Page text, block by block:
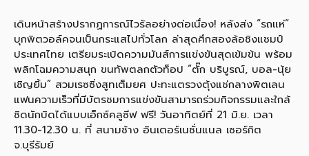
เดินหน้าสร้างปรากฏการณ์ไวรัลอย่างต่อเนื่อง! หลังส่ง “รถแห่”
บุกพิตวอล์คจนเป็นกระแสไปทั่วโลก ล่าสุดศึกสองล้อชิงแชมป์
ประเทศไทย เตรียมระเบิดความมันส์การแข่งขันสุดเข้มข้น พร้อม
พลิกโฉมความสนุก ขนทัพตลกตัวท็อป “ตั๊ก บริบูรณ์, บอล-นุ้ย
เชิญยิ้ม” สวมเรซซิ่งสูทเต็มยศ ปะทะแตรวงตุ้งแช่กลางพิตเลน
แฟนความเร็วที่มีบัตรชมการแข่งขันสามารถร่วมกิจกรรมและใกล้
ชิดนักบิดได้แบบเอ็กซ์คลูซีฟ ฟรี! วันอาทิตย์ที่ 21 มิ.ย. เวลา
11.30-12.30 น. ที่ สนามช้าง อินเตอร์เนชั่นแนล เซอร์กิต
จ.บุรีรัมย์